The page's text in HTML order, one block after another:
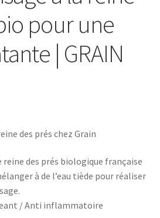
pour une
| GRAIN
des prés chez Grain
reine des prés biologique française
à de l’eau tiède pour réaliser
/ Anti inflammatoire